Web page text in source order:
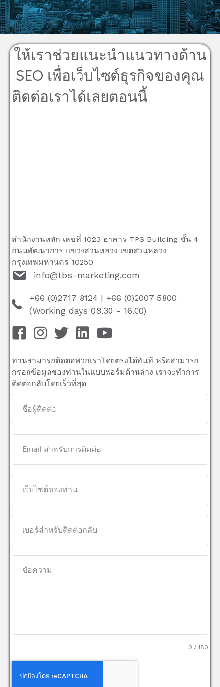
ให้เราช่วยแนะนำแนวทางด้าน
SEO เพื่อเว็บไซต์ธุรกิจของคุณ
ติดต่อเราได้เลยตอนนี้
สำนักงานหลัก เลขที่ 1023 อาคาร TPS Building ชั้น 4
ถนนพัฒนาการ แขวงสวนหลวง เขตสวนหลวง
กรุงเทพมหานคร 10250
info@tbs-marketing.com
+66 (0)2717 8124 | +66 (0)2007 5800
(Working days 08.30 - 16.00)
ท่านสามารถติดต่อพวกเราโดยตรงได้ทันที หรือสามารถ
กรอกข้อมูลของท่านในแบบฟอร์มด้านล่าง เราจะทำการ
ติดต่อกลับโดยเร็วที่สุด
0 / 180